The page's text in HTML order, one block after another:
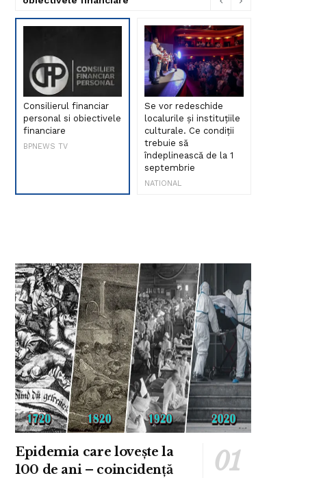
Consilierul financiar
personal si obiectivele
financiare
BPNEWS TV
Se vor redeschide
localurile și instituțiile
culturale. Ce condiții
trebuie să
îndeplinească de la 1
septembrie
NATIONAL
Epidemia care lovește la
100 de ani – coincidență